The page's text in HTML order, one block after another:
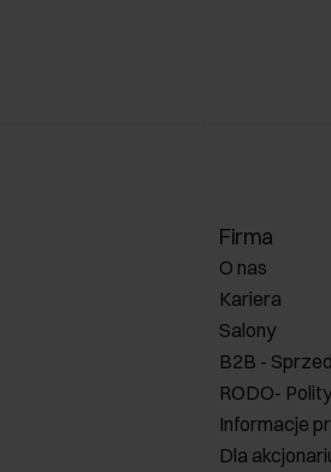
Firma
O nas
Kariera
Salony
B2B -
RODO-
Informacje
Dla